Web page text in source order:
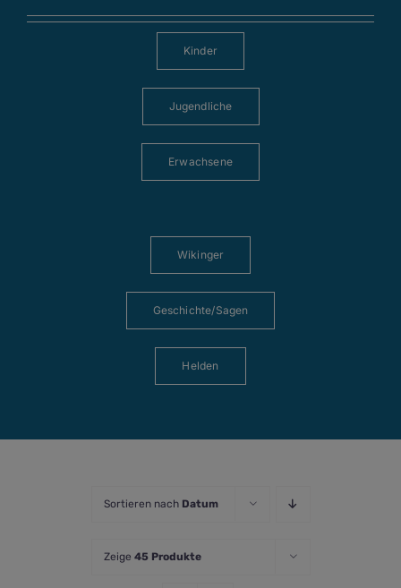
Kinder
Jugendliche
Erwachsene
Wikinger
Geschichte/Sagen
Helden
Sortieren nach Datum
Zeige 45 Produkte